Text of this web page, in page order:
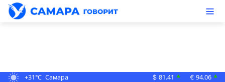
+31°C Самара $ 81.41 ▲ € 94.06 ▲